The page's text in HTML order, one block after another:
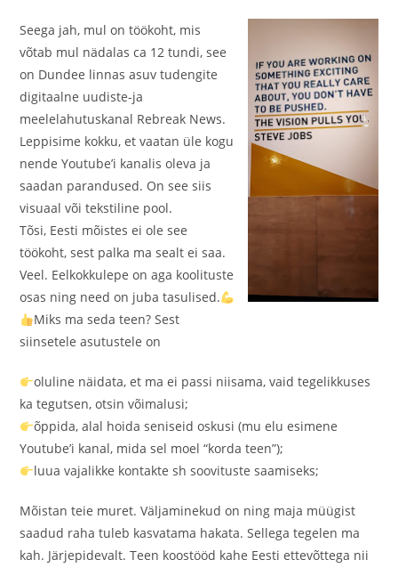
Seega jah, mul on töökoht, mis
võtab mul nädalas ca 12 tundi, see
on Dundee linnas asuv tudengite
digitaalne uudiste-ja
meelelahutuskanal Rebreak News.
Leppisime kokku, et vaatan üle kogu
nende Youtube’i kanalis oleva ja
saadan parandused. On see siis
visuaal või tekstiline pool.
Tõsi, Eesti mõistes ei ole see
töökoht, sest palka ma sealt ei saa.
Veel. Eelkokkulepe on aga koolituste
osas ning need on juba tasulised.
Miks ma seda teen? Sest
siinsetele asutustele on
oluline näidata, et ma ei passi niisama, vaid tegelikkuses
ka tegutsen, otsin võimalusi;
õppida, alal hoida seniseid oskusi (mu elu esimene
Youtube’i kanal, mida sel moel “korda teen”);
luua vajalikke kontakte sh soovituste saamiseks;
Mõistan teie muret. Väljaminekud on ning maja müügist
saadud raha tuleb kasvatama hakata. Sellega tegelen ma
kah. Järjepidevalt. Teen koostööd kahe Eesti ettevõttega nii